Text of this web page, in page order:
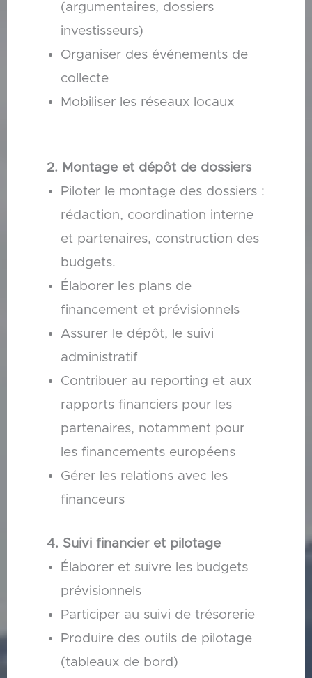
(argumentaires, dossiers
investisseurs)
Organiser des événements de
collecte
Mobiliser les réseaux locaux
2. Montage et dépôt de dossiers
Piloter le montage des dossiers :
rédaction, coordination interne
et partenaires, construction des
budgets.
Élaborer les plans de
financement et prévisionnels
Assurer le dépôt, le suivi
administratif
Contribuer au reporting et aux
rapports financiers pour les
partenaires, notamment pour
les financements européens
Gérer les relations avec les
financeurs
4. Suivi financier et pilotage
Élaborer et suivre les budgets
prévisionnels
Participer au suivi de trésorerie
Produire des outils de pilotage
(tableaux de bord)